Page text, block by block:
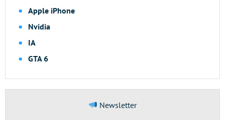
Apple iPhone
Nvidia
IA
GTA 6
Newsletter